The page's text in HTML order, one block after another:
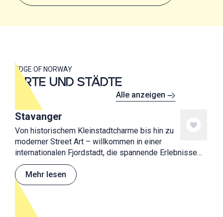
EDGE OF NORWAY
ORTE UND STÄDTE
Alle anzeigen
Stavanger
Von historischem Kleinstadtcharme bis hin zu
moderner Street Art – willkommen in einer
internationalen Fjordstadt, die spannende Erlebnisse
bietet! Stavanger ist bekannt für Straßenkunst, gutes
Essen, Kultur und die Nähe zu wunderschönen
Naturattraktionen.
Mehr lesen